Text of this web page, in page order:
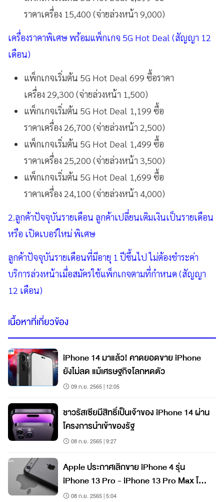
ราคาเครื่อง 15,400 (จ่ายล่วงหน้า 9,000)
เครื่องราคาพิเศษ พร้อมแพ็กเกจ 5G Hot Deal (สัญญา 12
เดือน)
แพ็กเกจเริ่มต้น 5G Hot Deal 699 ซื้อราคา
เครื่อง 29,300 (จ่ายล่วงหน้า 1,500)
แพ็กเกจเริ่มต้น 5G Hot Deal 1,199 ซื้อ
ราคาเครื่อง 26,700 (จ่ายล่วงหน้า 2,500)
แพ็กเกจเริ่มต้น 5G Hot Deal 1,499 ซื้อ
ราคาเครื่อง 25,200 (จ่ายล่วงหน้า 3,500)
แพ็กเกจเริ่มต้น 5G Hot Deal 1,699 ซื้อ
ราคาเครื่อง 24,100 (จ่ายล่วงหน้า 4,000)
2.ลูกค้าปัจจุบันรายเดือน ลูกค้าเปลี่ยนเติมเงินเป็นรายเดือน
หรือ เปิดเบอร์ใหม่ พิเศษ
ลูกค้าปัจจุบันรายเดือนที่มีอายุ 1 ปีขึ้นไป ไม่ต้องชำระค่า
บริการล่วงหน้าเมื่อสมัครใช้แพ็กเกจตามที่กำหนด (สัญญา
12 เดือน)
เนื้อหาที่เกี่ยวข้อง
iPhone 14 มาแล้ว! คาดยอดขาย iPhone
ยังไม่ลด แม้เศรษฐกิจโลกหดตัว
09 ก.ย. 2565 | 12:05
ชาวรัสเซียมีสิทธิ์เป็นเจ้าของ iPhone 14 ผ่าน
โครงการนำเข้าของรัฐ
08 ก.ย. 2565 | 9:27
Apple ประกาศเลิกขาย iPhone 4 รุ่น
iPhone 13 Pro - iPhone 13 Pro Max โดน
ด้วย เช็กเลย
08 ก.ย. 2565 | 5:04